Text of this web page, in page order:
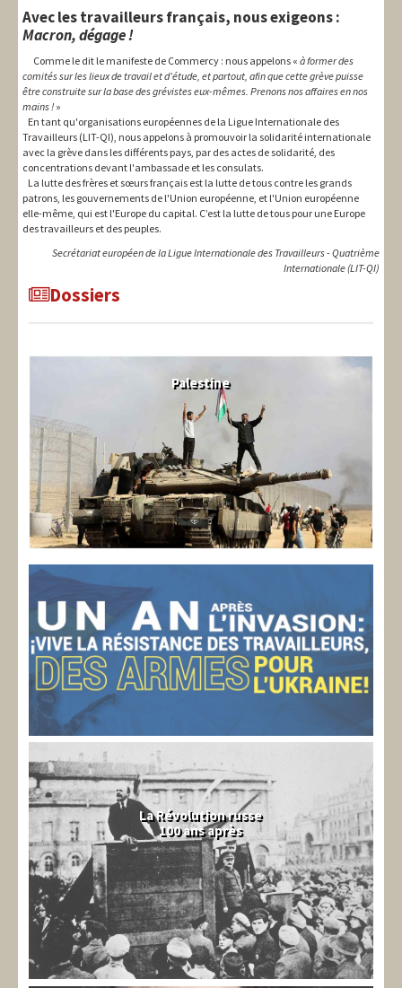
Avec les travailleurs français, nous exigeons :
Macron,dégage!
Comme le dit le manifeste de Commercy : nous appelons « à formerdes
comités sur les lieux de travailetd’étude, et partout, afin que cette grève puisse
être construite sur la base des grévistes eux-mêmes. Prenons nos affairesennos
mains ! »
En tant qu'organisations européennes de la Ligue Internationale des
Travailleurs (LIT-QI), nous appelons à promouvoir la solidarité internationale
avec la grève dans les différents pays, par des actes de solidarité, des
concentrations devant l'ambassade et les consulats.
La lutte des frères et sœurs français est la lutte de tous contre les grands
patrons, les gouvernements de l'Union européenne, et l'Union européenne
elle-même, qui est l'Europe du capital. C’est la lutte de tous pour une Europe
des travailleurs et des peuples.
Secrétariat européen de la Ligue Internationale des Travailleurs - Quatrième
Internationale (LIT-QI)
Dossiers
Palestine
La Révolution russe
100 ans après